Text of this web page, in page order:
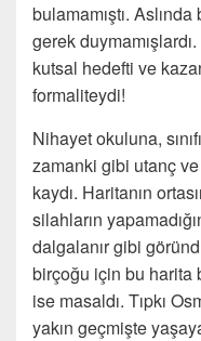
bulamamıştı.
gerek
kutsal hedefti ve
formaliteydi!
Nihayet okuluna,
zamanki gibi utanç
kaydı. Haritanın
silahların
dalgalanır gibi
birçoğu için bu harita
ise masaldı. Tıpkı
yakın geçmişte